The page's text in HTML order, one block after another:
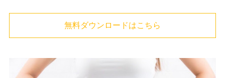
無料ダウンロードはこちら